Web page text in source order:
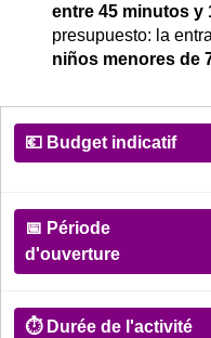
entre 45 minutos y
presupuesto: la
niños menores de
Informations pratiques
💶
📅
d'ouverture